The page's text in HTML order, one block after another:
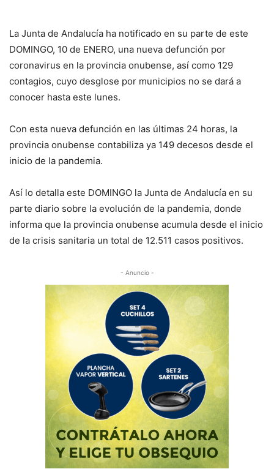
La Junta de Andalucía ha notificado en su parte de este
DOMINGO, 10 de ENERO, una nueva defunción por
coronavirus en la provincia onubense, así como 129
contagios, cuyo desglose por municipios no se dará a
conocer hasta este lunes.
Con esta nueva defunción en las últimas 24 horas, la
provincia onubense contabiliza ya 149 decesos desde el
inicio de la pandemia.
Así lo detalla este DOMINGO la Junta de Andalucía en su
parte diario sobre la evolución de la pandemia, donde
informa que la provincia onubense acumula desde el inicio
de la crisis sanitaria un total de 12.511 casos positivos.
- Anuncio -